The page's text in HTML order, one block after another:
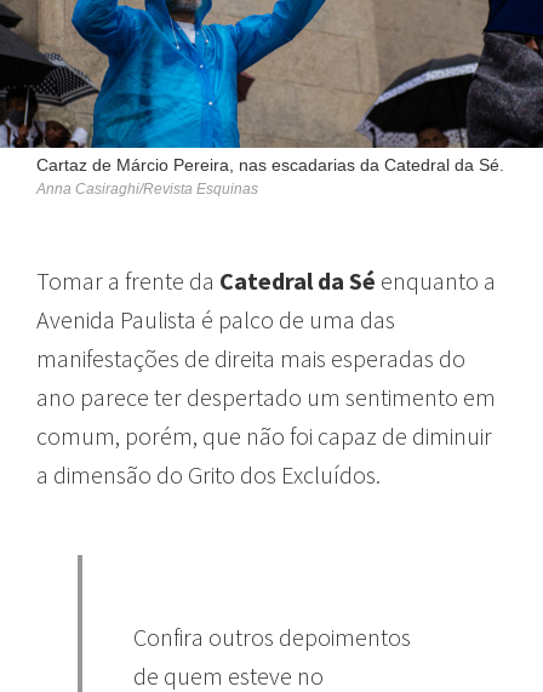
Cartaz de Márcio Pereira, nas escadarias da Catedral da Sé.
Anna Casiraghi/Revista Esquinas
Tomar a frente da Catedral da Sé enquanto a
Avenida Paulista é palco de uma das
manifestações de direita mais esperadas do
ano parece ter despertado um sentimento em
comum, porém, que não foi capaz de diminuir
a dimensão do Grito dos Excluídos.
Confira outros depoimentos
de quem esteve no